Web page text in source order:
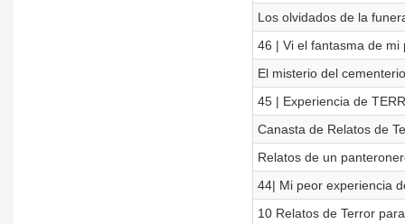
Los olvidados de la
46 | Vi el fantasma de mi
El misterio del
45 | Experiencia de
Canasta de Relatos de
Relatos de un
44| Mi peor experiencia
10 Relatos de Terror